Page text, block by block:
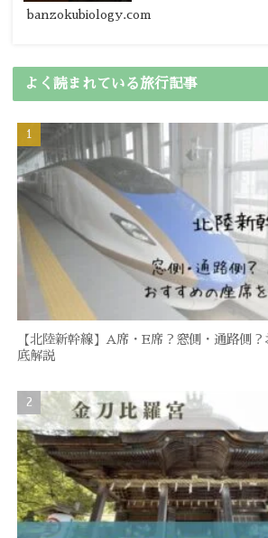
banzokubiology.com
よく読まれている旅行記事
【北陸新幹線】A席・E席？窓側・通路側
底解説